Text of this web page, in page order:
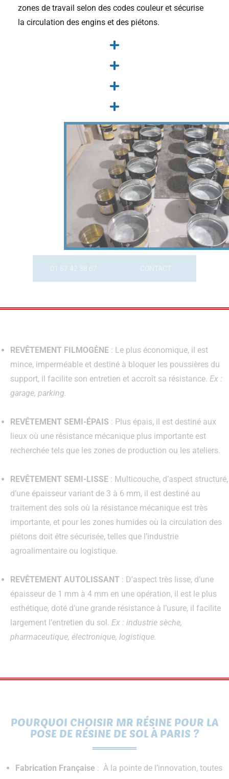
zones de travail selon des codes couleur et sécurise
la circulation des engins et des piétons.
01 57 42 38 67 CONTACT
REVÊTEMENT FILMOGÈNE : Le plus économique, il est
mince, imperméable et destiné à bloquer les poussières du
support, il facilite son entretien et accroît sa résistance. Ex :
garage, parking.
REVÊTEMENT SEMI-ÉPAIS : Plus épais, il est destiné aux
lieux où une résistance mécanique plus importante est
recherchée tels que les zones de production ou les ateliers.
REVÊTEMENT SEMI-LISSE : Multicouche, d’aspect structuré,
d’une épaisseur variant de 3 à 6 mm, il est destiné au
traitement des sols où la résistance mécanique est très
importante, et pour les zones humides où la circulation des
piétons doit être sécurisée, telles que l’industrie
agroalimentaire ou logistique.
REVÊTEMENT AUTOLISSANT : D’aspect très lisse, d’une
épaisseur de 1 mm à 4 mm en une opération, il est le plus
esthétique, doté d’une grande résistance à l’usure, il facilite
largement l’entretien du sol. Ex : industrie sèche,
pharmaceutique, électronique, logistique.
POURQUOI CHOISIR MR RÉSINE POUR LA
POSE DE RÉSINE DE SOL À PARIS ?
Fabrication Française : À la pointe de l’innovation, toutes